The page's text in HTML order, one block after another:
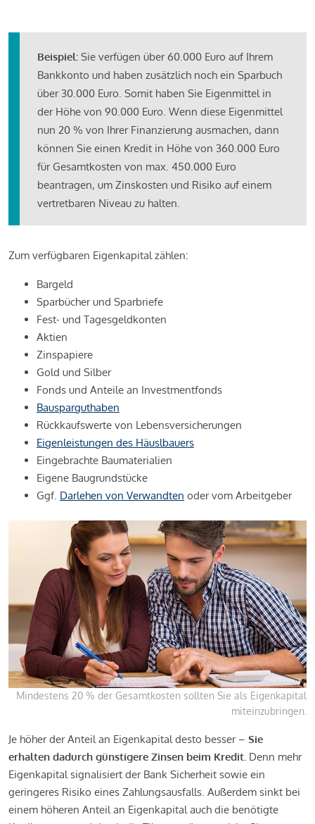
Beispiel: Sie verfügen über 60.000 Euro auf Ihrem
Bankkonto und haben zusätzlich noch ein Sparbuch
über 30.000 Euro. Somit haben Sie Eigenmittel in
der Höhe von 90.000 Euro. Wenn diese Eigenmittel
nun 20 % von Ihrer Finanzierung ausmachen, dann
können Sie einen Kredit in Höhe von 360.000 Euro
für Gesamtkosten von max. 450.000 Euro
beantragen, um Zinskosten und Risiko auf einem
vertretbaren Niveau zu halten.
Zum verfügbaren Eigenkapital zählen:
Bargeld
Sparbücher und Sparbriefe
Fest- und Tagesgeldkonten
Aktien
Zinspapiere
Gold und Silber
Fonds und Anteile an Investmentfonds
Bausparguthaben
Rückkaufswerte von Lebensversicherungen
Eigenleistungen des Häuslbauers
Eingebrachte Baumaterialien
Eigene Baugrundstücke
Ggf. Darlehen von Verwandten oder vom Arbeitgeber
Mindestens 20 % der Gesamtkosten sollten Sie als Eigenkapital
miteinzubringen.
Je höher der Anteil an Eigenkapital desto besser – Sie
erhalten dadurch günstigere Zinsen beim Kredit. Denn mehr
Eigenkapital signalisiert der Bank Sicherheit sowie ein
geringeres Risiko eines Zahlungsausfalls. Außerdem sinkt bei
einem höheren Anteil an Eigenkapital auch die benötigte